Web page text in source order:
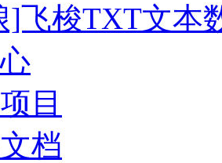
]飞梭TXT文本
目
档